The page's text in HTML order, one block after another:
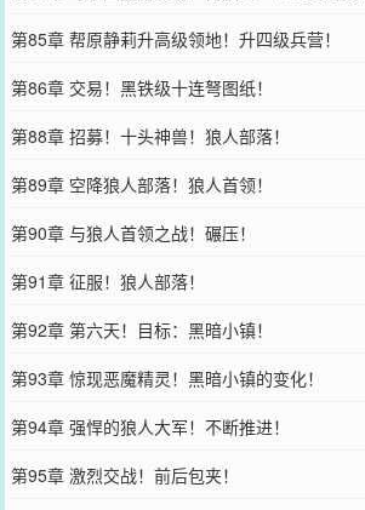
第85章 帮原静莉升高级领地！升四级兵营！
第86章 交易！黑铁级十连弩图纸！
第88章 招募！十头神兽！狼人部落！
第89章 空降狼人部落！狼人首领！
第90章 与狼人首领之战！碾压！
第91章 征服！狼人部落！
第92章 第六天！目标：黑暗小镇！
第93章 惊现恶魔精灵！黑暗小镇的变化！
第94章 强悍的狼人大军！不断推进！
第95章 激烈交战！前后包夹！